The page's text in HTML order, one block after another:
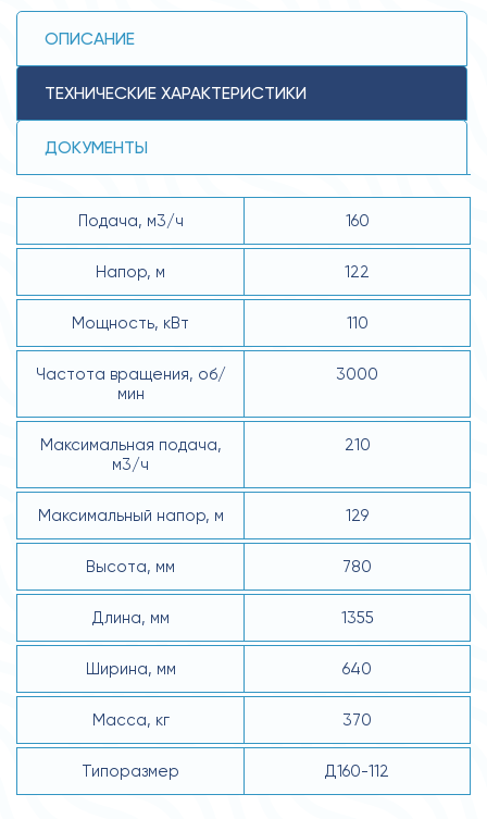
ОПИСАНИЕ
ТЕХНИЧЕСКИЕ ХАРАКТЕРИСТИКИ
ДОКУМЕНТЫ
Подача, м3/ч 160
Напор, м 122
Мощность, кВт 110
Частота вращения, об/
мин
3000
Максимальная подача,
м3/ч
210
Максимальный напор, м 129
Высота, мм 780
Длина, мм 1355
Ширина, мм 640
Масса, кг 370
Типоразмер Д160-112